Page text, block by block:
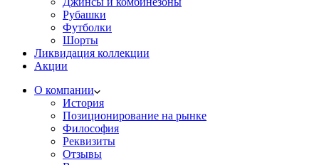
Рубашки
Футболки
Шорты
Ликвидация коллекции
Акции
О компании
История
Позиционирование на рынке
Философия
Реквизиты
Отзывы